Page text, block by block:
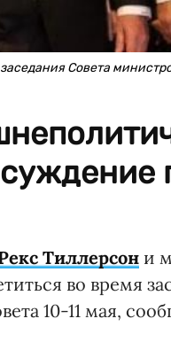
Совета
Тиллерсон и
во время
10-11 мая,